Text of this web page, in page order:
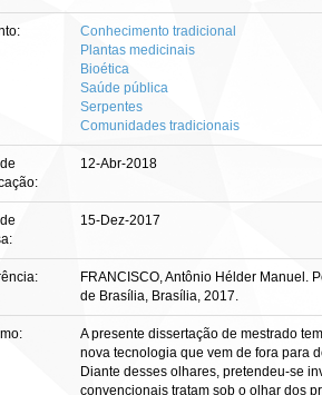
Conhecimento tradicional
Plantas medicinais
Bioética
Saúde pública
Serpentes
Comunidades tradicionais
12-Abr-2018
15-Dez-2017
FRANCISCO, Antônio Hélder Manuel.
de Brasília, Brasília, 2017.
A presente dissertação de mestrado
nova tecnologia que vem de fora para
Diante desses olhares, pretendeu-se
convencionais tratam sob o olhar dos